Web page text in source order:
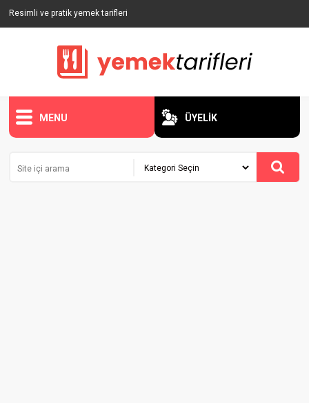
Resimli ve pratik yemek tarifleri
MENU ÜYELİK